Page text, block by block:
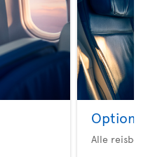
Option
Alle